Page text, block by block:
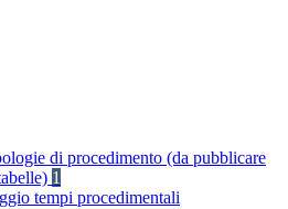
di procedimento (da pubblicare
1
tempi procedimentali